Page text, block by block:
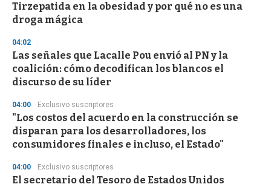
Tirzepatida en la obesidad y por qué no es una
droga mágica
04:02
Las señales que Lacalle Pou envió al PN y la
coalición: cómo decodifican los blancos el
discurso de su líder
04:00 Exclusivo suscriptores
"Los costos del acuerdo en la construcción se
disparan para los desarrolladores, los
consumidores finales e incluso, el Estado"
04:00 Exclusivo suscriptores
El secretario del Tesoro de Estados Unidos